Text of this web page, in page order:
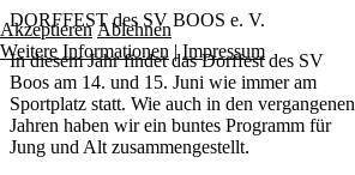
DORFFEST des SV BOOS e. V.
In diesem Jahr findet das Dorffest des SV
Boos am 14. und 15. Juni wie immer am
Sportplatz statt. Wie auch in den vergangenen
Jahren haben wir ein buntes Programm für
Jung und Alt zusammengestellt.
Akzeptieren Ablehnen
Weitere Informationen |Impressum